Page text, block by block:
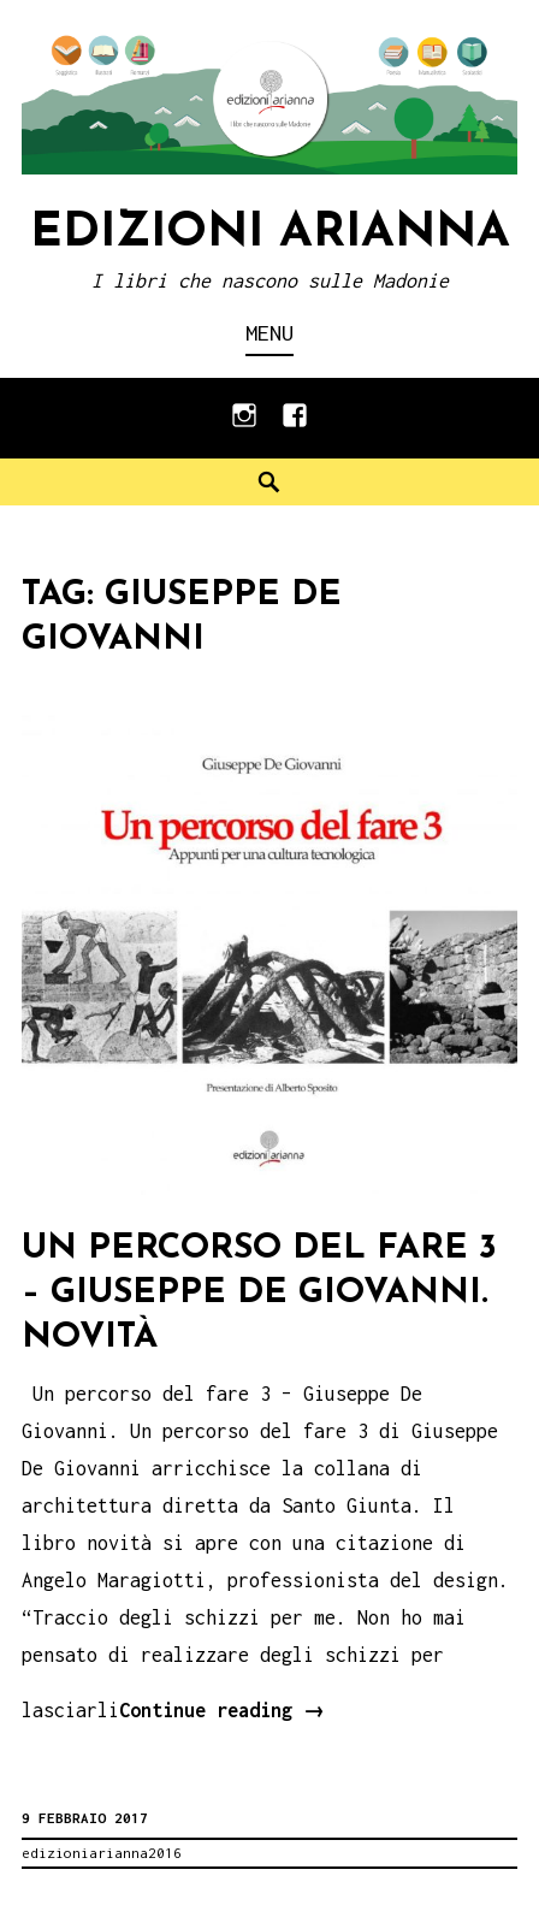
content
EDIZIONI ARIANNA
I libri che nascono sulle Madonie
MENU
instagramfacebook
TAG: GIUSEPPE DE
GIOVANNI
UN PERCORSO DEL FARE 3
– GIUSEPPE DE GIOVANNI.
NOVITÀ
Un percorso del fare 3 – Giuseppe De
Giovanni. Un percorso del fare 3 di Giuseppe
De Giovanni arricchisce la collana di
architettura diretta da Santo Giunta. Il
libro novità si apre con una citazione di
Angelo Maragiotti, professionista del design.
“Traccio degli schizzi per me. Non ho mai
pensato di realizzare degli schizzi per
lasciarliContinue reading
Un
→
9 FEBBRAIO 2017
edizioniarianna2016